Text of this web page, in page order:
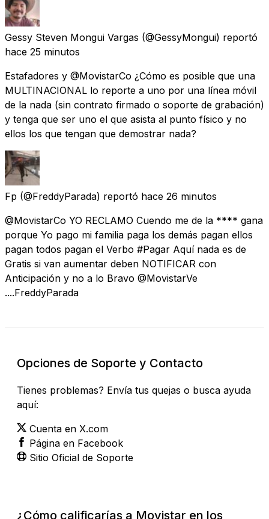
Gessy Steven Mongui Vargas (@GessyMongui) reportó
hace 25 minutos
Estafadores y @MovistarCo ¿Cómo es posible que una
MULTINACIONAL lo reporte a uno por una línea móvil
de la nada (sin contrato firmado o soporte de grabación)
y tenga que ser uno el que asista al punto físico y no
ellos los que tengan que demostrar nada?
Fp (@FreddyParada) reportó hace 26 minutos
@MovistarCo YO RECLAMO Cuendo me de la **** gana
porque Yo pago mi familia paga los demás pagan ellos
pagan todos pagan el Verbo #Pagar Aquí nada es de
Gratis si van aumentar deben NOTIFICAR con
Anticipación y no a lo Bravo @MovistarVe
....FreddyParada
Opciones de Soporte y Contacto
Tienes problemas? Envía tus quejas o busca ayuda
aquí:
Cuenta en X.com
Página en Facebook
Sitio Oficial de Soporte
¿Cómo calificarías a Movistar en los